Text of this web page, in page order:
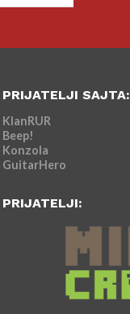
PRIJATELJI SAJTA:
KlanRUR
Beep!
Konzola
GuitarHero
PRIJATELJI: